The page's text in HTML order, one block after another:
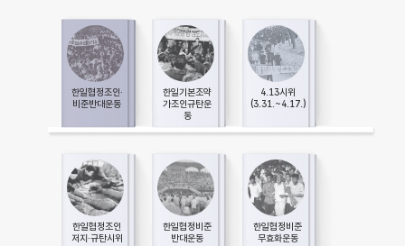
한일협정조인·
비준반대운동
한일기본조약
가조인규탄운
동
4.13시위
(3.31.~4.17.)
한일협정조인
저지·규탄시위
한일협정비준
반대운동
한일협정비준
무효화운동